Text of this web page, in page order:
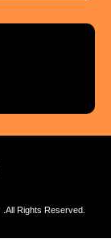
.All Rights Reserved.